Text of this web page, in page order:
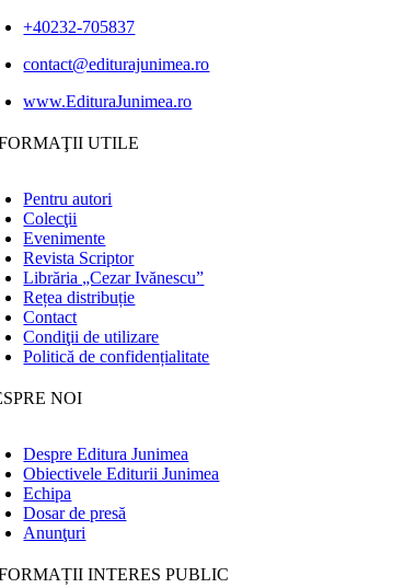
+40232-705837
contact@editurajunimea.ro
www.EdituraJunimea.ro
UTILE
Pentru autori
Colecţii
Evenimente
Revista Scriptor
Librăria „Cezar Ivănescu”
Rețea distribuție
Contact
Condiţii de utilizare
Politică de confidențialitate
NOI
Despre Editura Junimea
Obiectivele Editurii Junimea
Echipa
Dosar de presă
Anunţuri
INTERES PUBLIC